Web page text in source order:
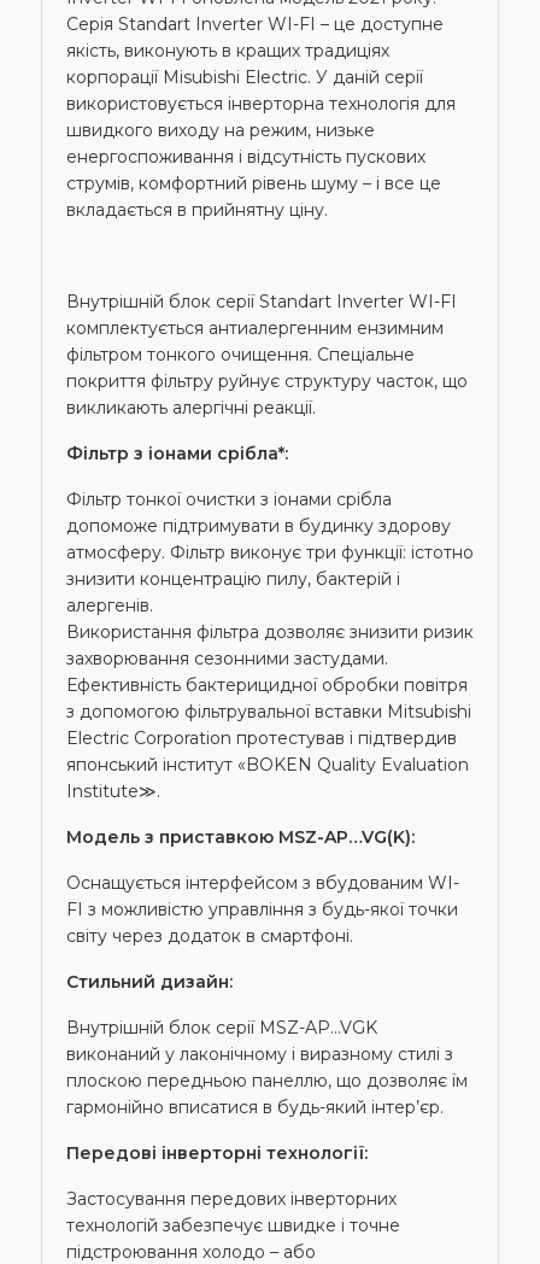
Серія Standart Inverter WI-FI – це доступне
якість, виконують в кращих традиціях
корпорації Misubishi Electric. У даній серії
використовується інверторна технологія для
швидкого виходу на режим, низьке
енергоспоживання і відсутність пускових
струмів, комфортний рівень шуму – і все це
вкладається в прийнятну ціну.
Внутрішній блок серії Standart Inverter WI-FI
комплектується антиалергенним ензимним
фільтром тонкого очищення. Спеціальне
покриття фільтру руйнує структуру часток, що
викликають алергічні реакції.
Фільтр з іонами срібла*:
Фільтр тонкої очистки з іонами срібла
допоможе підтримувати в будинку здорову
атмосферу. Фільтр виконує три функції: істотно
знизити концентрацію пилу, бактерій і
алергенів.
Використання фільтра дозволяє знизити ризик
захворювання сезонними застудами.
Ефективність бактерицидної обробки повітря
з допомогою фільтрувальної вставки Mitsubishi
Electric Corporation протестував і підтвердив
японський інститут «BOKEN Quality Evaluation
Institute≫.
Модель з приставкою MSZ-AP…VG(K):
Оснащується інтерфейсом з вбудованим WI-
FI з можливістю управління з будь-якої точки
світу через додаток в смартфоні.
Стильний дизайн:
Внутрішній блок серії MSZ-AP…VGK
виконаний у лаконічному і виразному стилі з
плоскою передньою панеллю, що дозволяє їм
гармонійно вписатися в будь-який інтер’єр.
Передові інверторні технології:
Застосування передових інверторних
технологій забезпечує швидке і точне
підстроювання холодо – або